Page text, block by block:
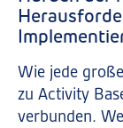
Wie jede
zu Activity
verbunden.